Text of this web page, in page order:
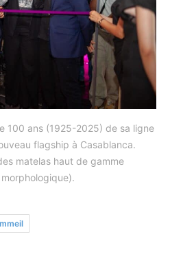
100 ans (1925-2025) de sa ligne
flagship à Casablanca.
matelas haut de gamme